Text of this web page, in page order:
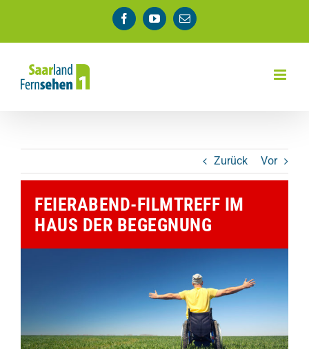
springen
FacebookYouTube
E-
Mail
Zurück Vor
FEIERABEND-FILMTREFF IM
HAUS DER BEGEGNUNG